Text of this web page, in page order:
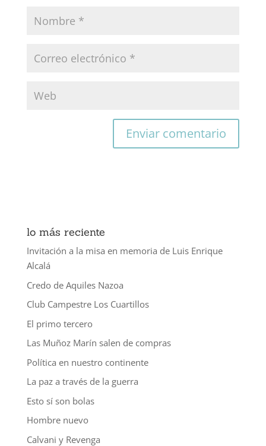
lo más reciente
Invitación a la misa en memoria de Luis Enrique
Alcalá
Credo de Aquiles Nazoa
Club Campestre Los Cuartillos
El primo tercero
Las Muñoz Marín salen de compras
Política en nuestro continente
La paz a través de la guerra
Esto sí son bolas
Hombre nuevo
Calvani y Revenga